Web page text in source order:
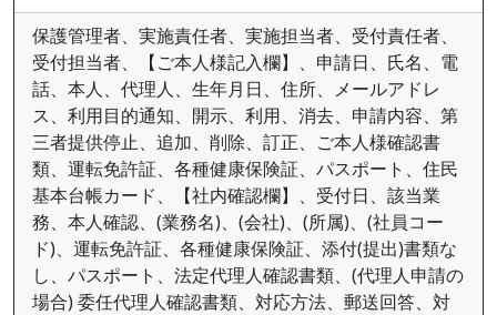
保護管理者、実施責任者、実施担当者、受付責任者、
受付担当者、【ご本人様記入欄】、申請日、氏名、電
話、本人、代理人、生年月日、住所、メールアドレ
ス、利用目的通知、開示、利用、消去、申請内容、第
三者提供停止、追加、削除、訂正、ご本人様確認書
類、運転免許証、各種健康保険証、パスポート、住民
基本台帳カード、【社内確認欄】、受付日、該当業
務、本人確認、(業務名)、(会社)、(所属)、(社員コー
ド)、運転免許証、各種健康保険証、添付(提出)書類な
し、パスポート、法定代理人確認書類、(代理人申請の
場合) 委任代理人確認書類、対応方法、郵送回答、対